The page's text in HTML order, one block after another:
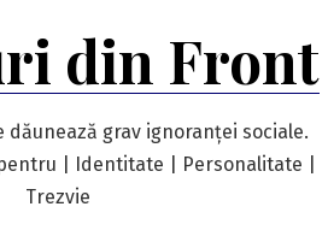
din Front
dăunează grav ignoranței sociale.
| Identitate | Personalitate |
Trezvie